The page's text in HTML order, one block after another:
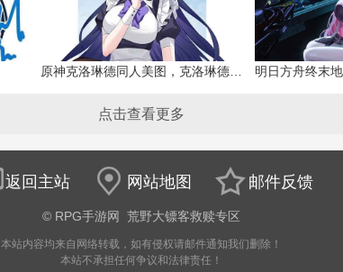
原神克洛琳德同人美图，克洛琳德战败会怎样
点击查看更多
返回主站 网站地图 邮件反馈
© RPG手游网 荒野大镖客救赎专区
本站内容均来自网络转载，如有侵权请邮件通知我们删除！
本站不承担任何争议和法律责任！